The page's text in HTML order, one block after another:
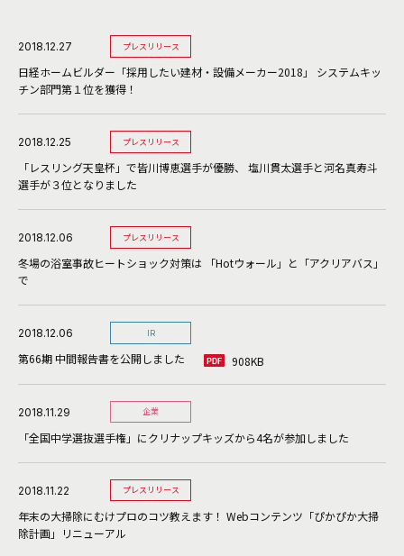
2018.12.27 プレスリリース
日経ホームビルダー「採用したい建材・設備メーカー2018」 システムキッ
チン部門第１位を獲得！
2018.12.25 プレスリリース
「レスリング天皇杯」で皆川博恵選手が優勝、 塩川貫太選手と河名真寿斗
選手が３位となりました
2018.12.06 プレスリリース
冬場の浴室事故ヒートショック対策は 「Hotウォール」と「アクリアバス」
で
2018.12.06 IR
第66期 中間報告書を公開しました 908KB
2018.11.29 企業
「全国中学選抜選手権」にクリナップキッズから4名が参加しました
2018.11.22 プレスリリース
年末の大掃除にむけプロのコツ教えます！ Webコンテンツ「ぴかぴか大掃
除計画」リニューアル